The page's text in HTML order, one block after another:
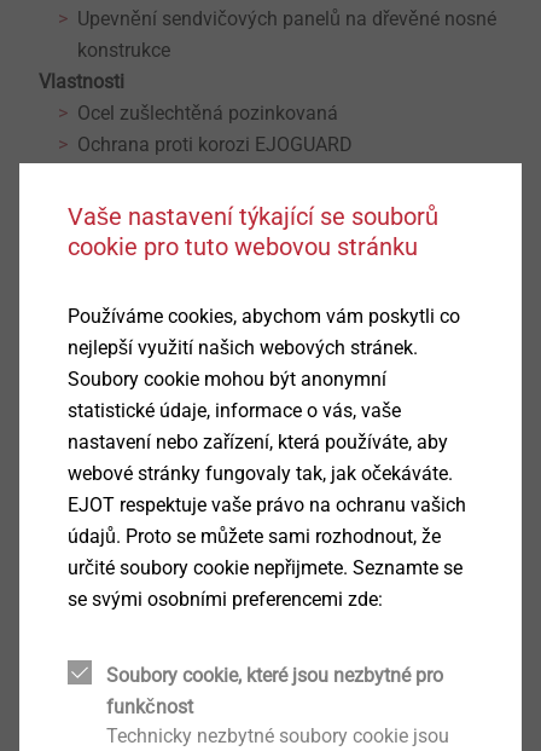
Upevnění sendvičových panelů na dřevěné nosné
konstrukce
Vlastnosti
Ocel zušlechtěná pozinkovaná
Ochrana proti korozi EJOGUARD
Těsnící podložka přemontovaná
Podpůrný závit
Průměr: 6,5 mm
Vrtací kapacita tI + t
: 2,0 mm
Hlava: šestihran SW8
Ø podpůrného závitu: 7,0 mm
Otáčky šroubování: max. 1500 1/min
Ke stažení
Čeština
ETA-18/0680 Šrouby pro sendvičové panely
Vaše nastavení týkající se souborů
cookie pro tuto webovou stránku
Používáme cookies, abychom vám poskytli co
nejlepší využití našich webových stránek.
Soubory cookie mohou být anonymní
statistické údaje, informace o vás, vaše
nastavení nebo zařízení, která používáte, aby
webové stránky fungovaly tak, jak očekáváte.
EJOT respektuje vaše právo na ochranu vašich
údajů. Proto se můžete sami rozhodnout, že
určité soubory cookie nepřijmete. Seznamte se
se svými osobními preferencemi zde:
Soubory cookie, které jsou nezbytné pro
funkčnost
Technicky nezbytné soubory cookie jsou